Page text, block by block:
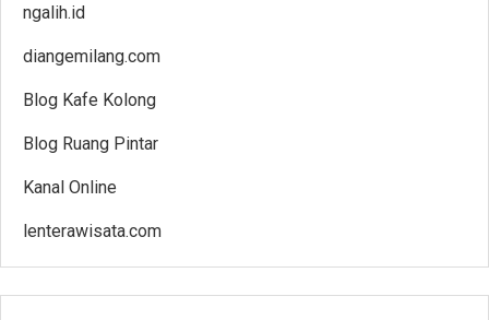
ngalih.id
diangemilang.com
Blog Kafe Kolong
Blog Ruang Pintar
Kanal Online
lenterawisata.com